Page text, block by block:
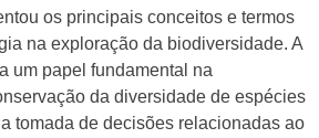
os principais conceitos e termos
na exploração da biodiversidade. A
um papel fundamental na
da diversidade de espécies
tomada de decisões relacionadas ao